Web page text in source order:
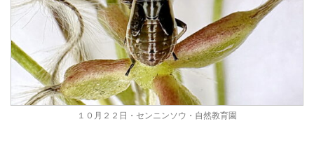
１０月２２日・センニンソウ・自然教育園